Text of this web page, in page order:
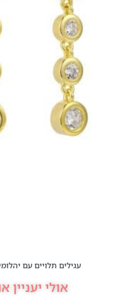
עגילים תלויים עם
אולי יעניין